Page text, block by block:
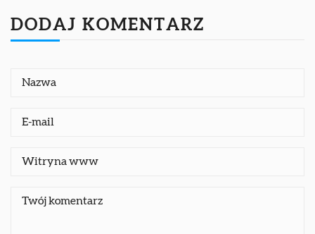
DODAJ KOMENTARZ